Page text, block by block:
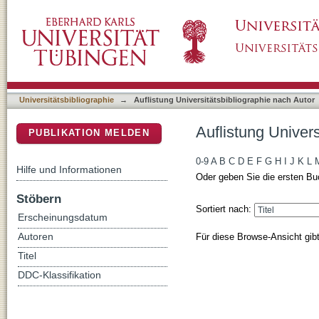
Universitätsbibliographie → Auflistung Universitätsbibliographie nach Autor
Auflistung
0-9 A B C D E F G H J K L
Oder geben Sie die ersten
Sortiert nach:
Für diese Browse-Ansicht
PUBLIKATION MELDEN
Hilfe und Informationen
Stöbern
Erscheinungsdatum
Autoren
Titel
DDC-Klassifikation